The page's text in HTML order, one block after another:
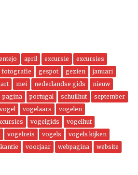
april excursie
excursies
fotografie gespot gezien
januari
mei nederlandse gids
nieuw
pagina portugal schuilhut
september
vogel vogelaars
vogelen
vogelgids
vogelhut
vogelreis vogels
vogels kijken
voorjaar webpagina website